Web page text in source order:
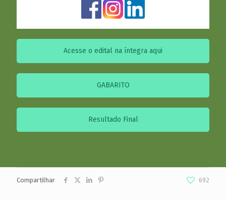
Acesse o edital na íntegra aqui
GABARITO
Resultado Final
Compartilhar 692